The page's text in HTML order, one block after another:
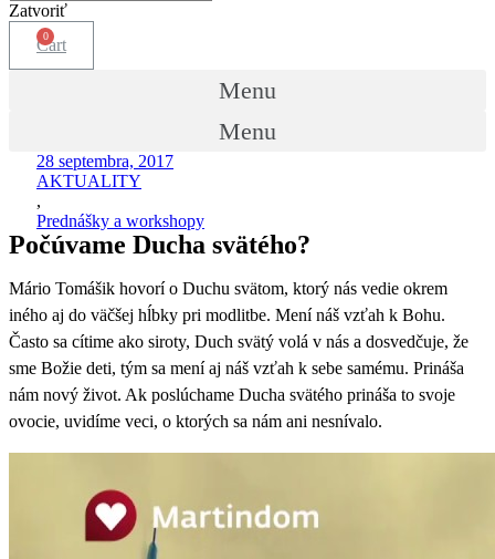
Zatvoriť
Cart
Menu
Menu
28 septembra, 2017
AKTUALITY
,
Prednášky a workshopy
Počúvame Ducha svätého?
Mário Tomášik hovorí o Duchu svätom, ktorý nás vedie okrem
iného aj do väčšej hĺbky pri modlitbe. Mení náš vzťah k Bohu.
Často sa cítime ako siroty, Duch svätý volá v nás a dosvedčuje, že
sme Božie deti, tým sa mení aj náš vzťah k sebe samému. Prináša
nám nový život. Ak poslúchame Ducha svätého prináša to svoje
ovocie, uvidíme veci, o ktorých sa nám ani nesnívalo.